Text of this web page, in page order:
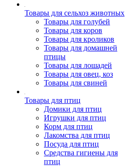
Товары для сельхоз животных
Товары для голубей
Товары для коров
Товары для кроликов
Товары для домашней
птицы
Товары для лошадей
Товары для овец, коз
Товары для свиней
Товары для птиц
Домики для птиц
Игрушки для птиц
Корм для птиц
Лакомства для птиц
Посуда для птиц
Средства гигиены для
птиц